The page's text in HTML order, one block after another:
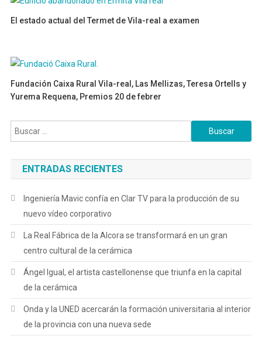
El estado actual del Termet de Vila-real a examen
Fundación Caixa Rural Vila-real, Las Mellizas, Teresa Ortells y
Yurema Requena, Premios 20 de febrer
Buscar:
ENTRADAS RECIENTES
Ingeniería Mavic confía en Clar TV para la producción de su
nuevo vídeo corporativo
La Real Fábrica de la Alcora se transformará en un gran
centro cultural de la cerámica
Ángel Igual, el artista castellonense que triunfa en la capital
de la cerámica
Onda y la UNED acercarán la formación universitaria al interior
de la provincia con una nueva sede